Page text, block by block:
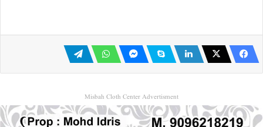
Misbah Cloth Center Advertisment